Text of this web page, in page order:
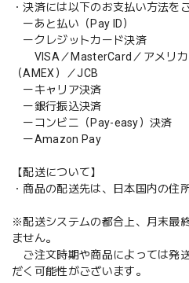
・決済には以下のお支払い方法を
ーあと払い（Pay ID）
ークレジットカード決済
VISA／MasterCard／アメリカ
（AMEX）／JCB
ーキャリア決済
ー銀行振込決済
ーコンビニ（Pay-easy）決済
ーAmazon Pay
【配送について】
・商品の配送先は、日本国内の住
※配送システムの都合上、月末最
ません。
ご注文時期や商品によっては発
だく可能性がございます。